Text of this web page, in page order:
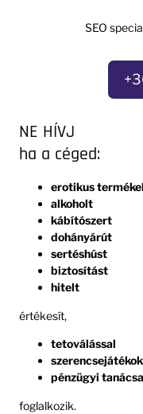
SEO
NE HÍVJ
ha a céged:
erotikus
alkoholt
kábítószert
dohányárút
sertéshúst
biztosítást
hitelt
értékesít,
tetoválással
pénzügyi
foglalkozik.